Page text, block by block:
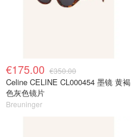
€175.00 €350.00
Celine CELINE CL000454 墨镜 黄褐
色灰色镜片
Breuninger